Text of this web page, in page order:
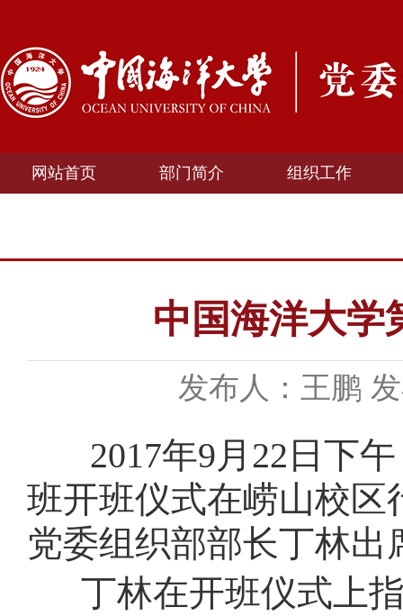
网站首页 部门简介 组织工作
中国海洋大学
发布人：王鹏
2017年9月22日下
班开班仪式在崂山校区
党委组织部部长丁林出
丁林在开班仪式上指